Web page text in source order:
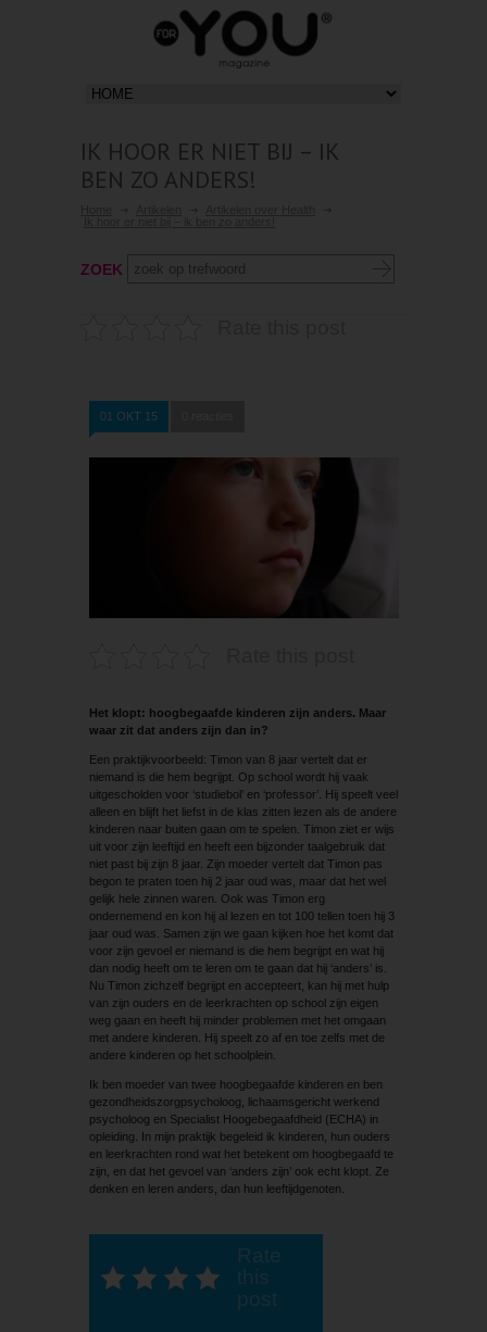
IK HOOR ER NIET BIJ – IK
BEN ZO ANDERS!
ZOEK
01 OKT 15
Het klopt: hoogbegaafde kinderen zijn anders. Maar
waar zit dat anders zijn dan in?
Een praktijkvoorbeeld: Timon van 8 jaar vertelt dat er
niemand is die hem begrijpt. Op school wordt hij vaak
uitgescholden voor ‘studiebol’ en ‘professor’. Hij speelt veel
alleen en blijft het liefst in de klas zitten lezen als de andere
kin­deren naar buiten gaan om te spelen. Timon ziet er wijs
uit voor zijn leeftijd en heeft een bijzonder taalgebruik dat
niet past bij zijn 8 jaar. Zijn moeder vertelt dat Timon pas
begon te praten toen hij 2 jaar oud was, maar dat het wel
gelijk hele zinnen waren. Ook was Timon erg
ondernemend en kon hij al lezen en tot 100 tellen toen hij 3
jaar oud was. Samen zijn we gaan kijken hoe het komt dat
voor zijn gevoel er niemand is die hem begrijpt en wat hij
dan nodig heeft om te leren om te gaan dat hij ‘anders’ is.
Nu Timon zichzelf begrijpt en accepteert, kan hij met hulp
van zijn ouders en de leerkrachten op school zijn eigen
weg gaan en heeft hij minder problemen met het omgaan
met andere kinderen. Hij speelt zo af en toe zelfs met de
andere kinderen op het schoolplein.
Ik ben moeder van twee hoogbegaafde kinderen en ben
gezondheidszorgpsycholoog, lichaamsgericht werkend
psycholoog en Specialist Hoogebegaafdheid (ECHA) in
opleiding. In mijn praktijk begeleid ik kinderen, hun ouders
en leerkrachten rond wat het betekent om hoogbegaafd te
zijn, en dat het gevoel van ‘anders zijn’ ook echt klopt. Ze
denken en leren anders, dan hun leeftijdgenoten.
Rate
this
post